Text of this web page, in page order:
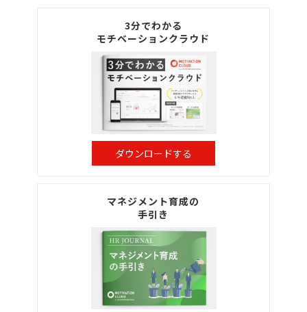
3分でわかる
モチベーションクラウド
ダウンロードする
マネジメント育成の
手引き